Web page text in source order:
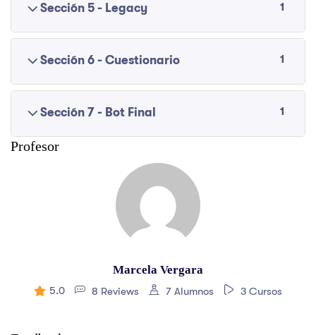
Sección 5 - Legacy 1
Sección 6 - Cuestionario 1
Sección 7 - Bot Final 1
Profesor
Marcela Vergara
5.0 8 Reviews 7 Alumnos 3 Cursos